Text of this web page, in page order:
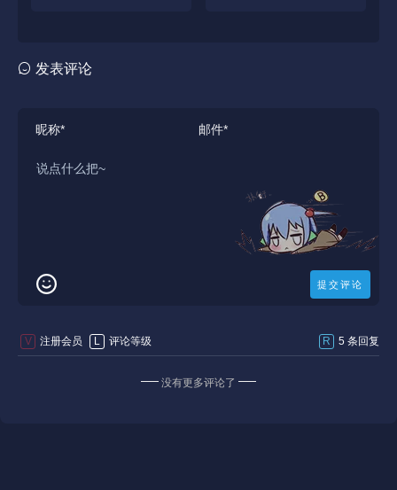
发表评论
V 注册会员 L 评论等级 R 5 条回复
没有更多评论了